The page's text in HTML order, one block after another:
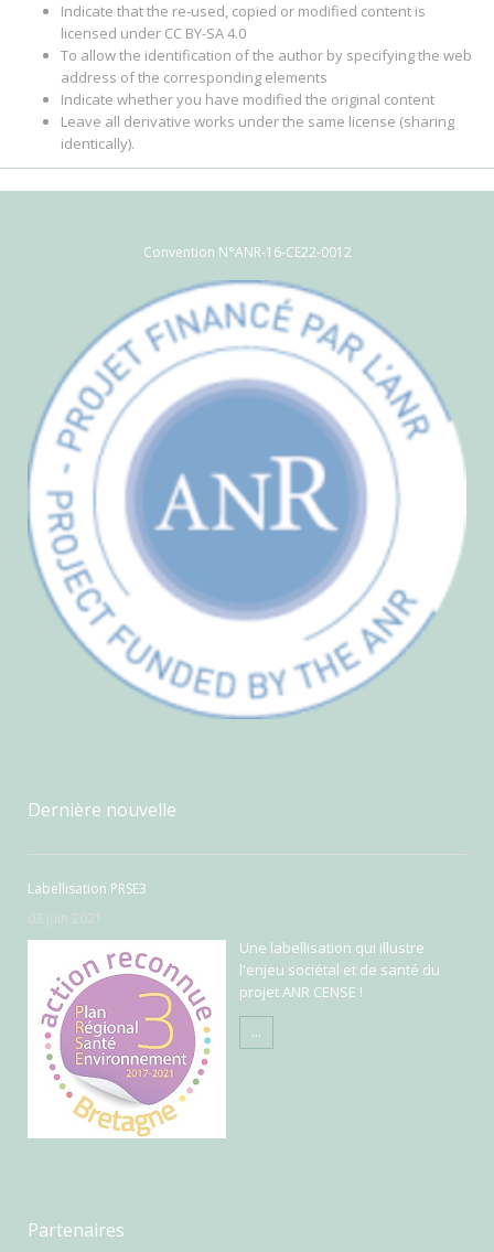
Indicate that the re-used, copied or modified content is
licensed under CC BY-SA 4.0
To allow the identification of the author by specifying the web
address of the corresponding elements
Indicate whether you have modified the original content
Leave all derivative works under the same license (sharing
identically).
Convention N°ANR-16-CE22-0012
Dernière nouvelle
Labellisation PRSE3
03 juin 2021
Une labellisation qui illustre
l'enjeu sociétal et de santé du
projet ANR CENSE !
...
Partenaires